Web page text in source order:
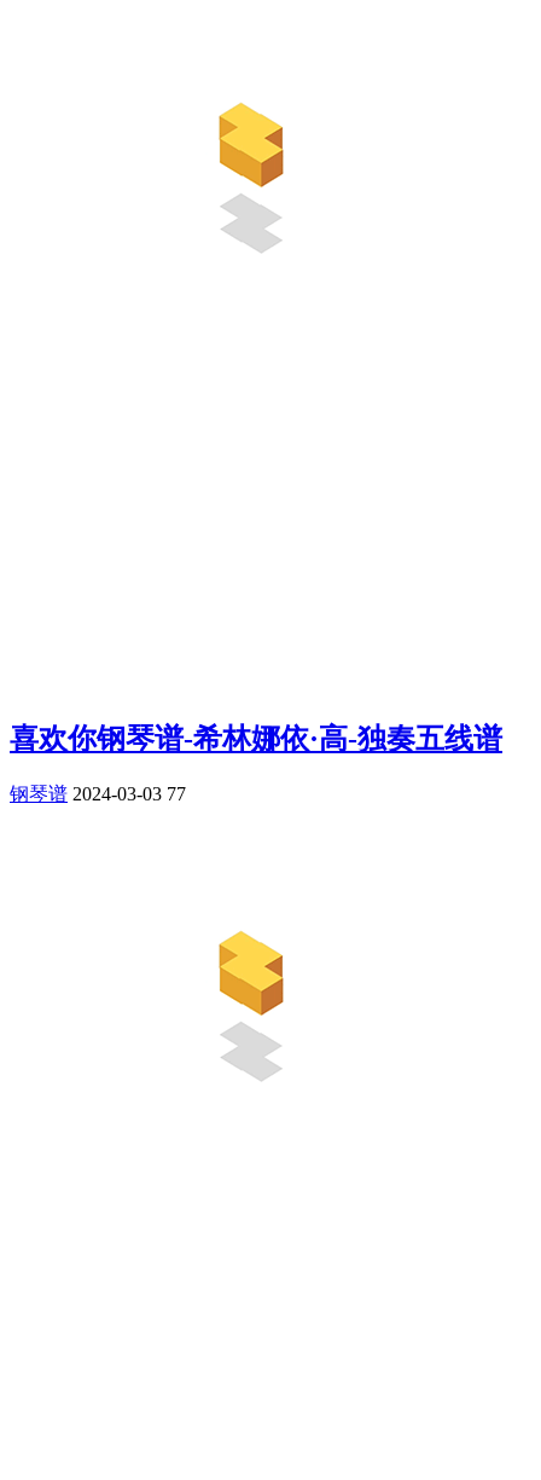
喜欢你钢琴谱-希林娜依·高-独奏五线谱
钢琴谱 2024-03-03 77